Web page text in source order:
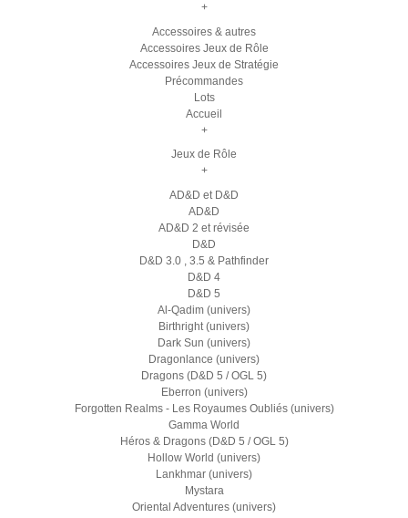
+
Accessoires & autres
Accessoires Jeux de Rôle
Accessoires Jeux de Stratégie
Précommandes
Lots
Accueil
+
Jeux de Rôle
+
AD&D et D&D
AD&D
AD&D 2 et révisée
D&D
D&D 3.0 , 3.5 & Pathfinder
D&D 4
D&D 5
Al-Qadim (univers)
Birthright (univers)
Dark Sun (univers)
Dragonlance (univers)
Dragons (D&D 5 / OGL 5)
Eberron (univers)
Forgotten Realms - Les Royaumes Oubliés (univers)
Gamma World
Héros & Dragons (D&D 5 / OGL 5)
Hollow World (univers)
Lankhmar (univers)
Mystara
Oriental Adventures (univers)